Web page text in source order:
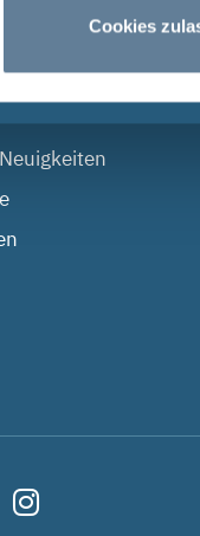
Cookies